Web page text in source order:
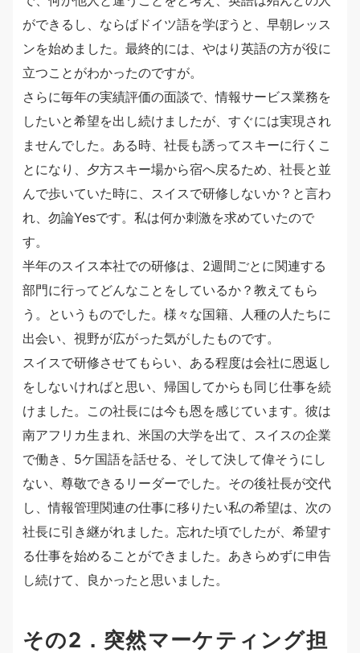
ができるし、ならばドイツ語を学ぼうと、早朝レッス
ンを始めました。最終的には、やはり英語の方が役に
立つことがわかったのですが。
さらに毎年の実績評価の面談で、情報サービス業務を
したいと希望を出し続けましたが、すぐには実現され
ませんでした。ある時、社長も誘ってスキーに行くこ
とになり、夕方スキー場から宿へ戻るため、社長と並
んで歩いていた時に、スイスで研修しないか？と言わ
れ、勿論Yesです。私は何か刺激を求めていたので
す。
半年のスイス本社での研修は、2週間ごとに関連する
部門に行ってどんなことをしているか？教えてもら
う。というものでした。様々な国籍、人種の人たちに
出会い、視野が広がった気がしたものです。
スイスで研修させてもらい、ある程度は会社に恩返し
をしないければと思い、帰国してからも同じ仕事を続
けました。この社長には今も恩を感じています。彼は
南アフリカ生まれ、米国の大学を出て、スイスの企業
で働き、5ケ国語を話せる、そして決して偉そうにし
ない、尊敬できるリーダーでした。その後社長が交代
し、情報管理関連の仕事に移りたい私の希望は、次の
社長に引き継がれました。忘れた頃でしたが、希望す
る仕事を始めることができました。あきらめずに申告
し続けて、良かったと思いました。
その2．突然マーケティング担